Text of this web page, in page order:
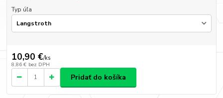
Typ úľa
10,90 €/ks
8,86 € bez DPH
Pridať do košíka